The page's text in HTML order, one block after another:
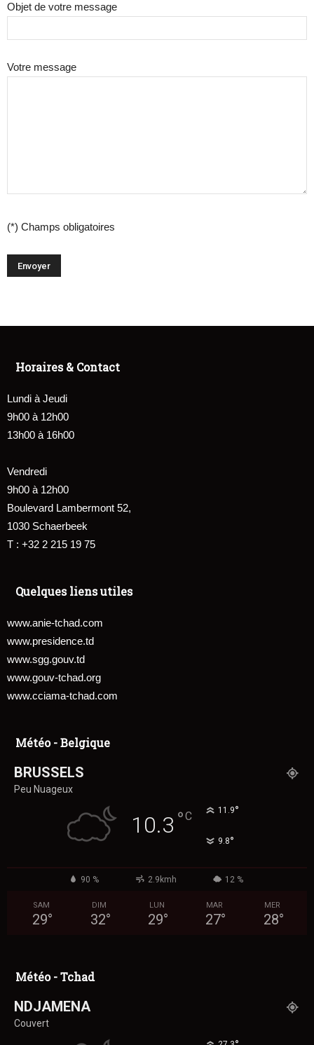
Objet de votre message
Votre message
(*) Champs obligatoires
Horaires & Contact
Lundi à Jeudi
9h00 à 12h00
13h00 à 16h00
Vendredi
9h00 à 12h00
Boulevard Lambermont 52,
1030 Schaerbeek
T : +32 2 215 19 75
Quelques liens utiles
www.anie-tchad.com
www.presidence.td
www.sgg.gouv.td
www.gouv-tchad.org
www.cciama-tchad.com
Météo - Belgique
BRUSSELS
Peu Nuageux
10.3 °C 11.9°
9.8°
90 % 2.9kmh 12 %
SAM
29°
DIM
32°
LUN
29°
MAR
27°
MER
28°
Météo - Tchad
NDJAMENA
Couvert